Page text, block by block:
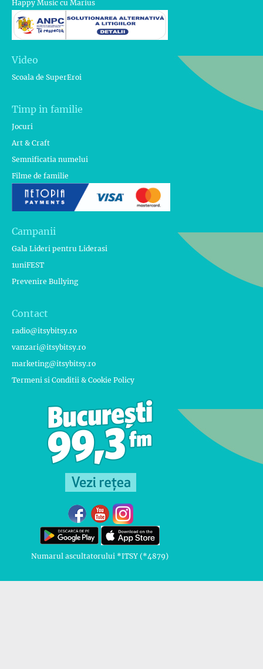
Happy Music cu Marius
Video
Scoala de SuperEroi
Timp in familie
Jocuri
Art & Craft
Semnificatia numelui
Filme de familie
Campanii
Gala Lideri pentru Liderasi
1uniFEST
Prevenire Bullying
Contact
radio@itsybitsy.ro
vanzari@itsybitsy.ro
marketing@itsybitsy.ro
Termeni si Conditii & Cookie Policy
Numarul ascultatorului *ITSY (*4879)